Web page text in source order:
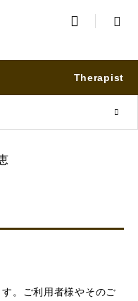

Therapist
。ご利用者様やそのご